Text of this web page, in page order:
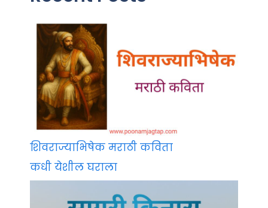
शिवराज्याभिषेक मराठी कविता
कधी येशील घराला